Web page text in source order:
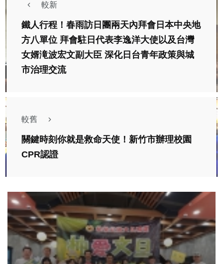
較新
鐵人行程！春雨訪日團兩天內拜會日本中央地
方八單位 拜會駐日代表李逸洋大使以及台灣
女婿滝波宏文副大臣 深化日台青年政策與城
市治理交流
較舊
關鍵時刻你就是救命天使！新竹市辦理校園
CPR認證